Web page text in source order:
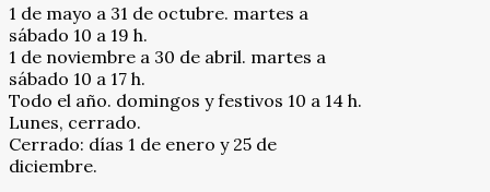
1 de mayo a 31 de octubre. martes a
sábado 10 a 19 h.
1 de noviembre a 30 de abril. martes a
sábado 10 a 17 h.
Todo el año. domingos y festivos 10 a 14 h.
Lunes, cerrado.
Cerrado: días 1 de enero y 25 de
diciembre.